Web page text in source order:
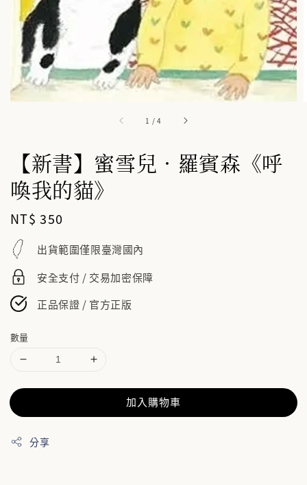
1 /4
【新書】蜜雪兒．羅賓森《呼
喚我的貓》
Regular
price
NT$ 350
出貨範圍僅限臺灣國內
安全支付 / 交易加密保障
正品保證 / 官方正版
數量
加入購物車
分享